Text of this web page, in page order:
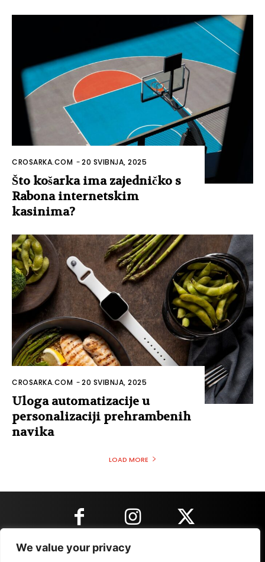
We value your privacy
CROSARKA.COM -20 SVIBNJA, 2025
Što košarka ima zajedničko s
Rabona internetskim
kasinima?
CROSARKA.COM -20 SVIBNJA, 2025
Uloga automatizacije u
personalizaciji prehrambenih
navika
LOAD MORE
KONTAKT INFORMACIJE